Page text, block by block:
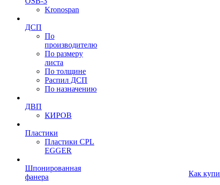
Kronospan
ДСП
По
производителю
По размеру
листа
По толщине
Распил ДСП
По назначению
ДВП
КИРОВ
Пластики
Пластики CPL
EGGER
Шпонированная
фанера
Как